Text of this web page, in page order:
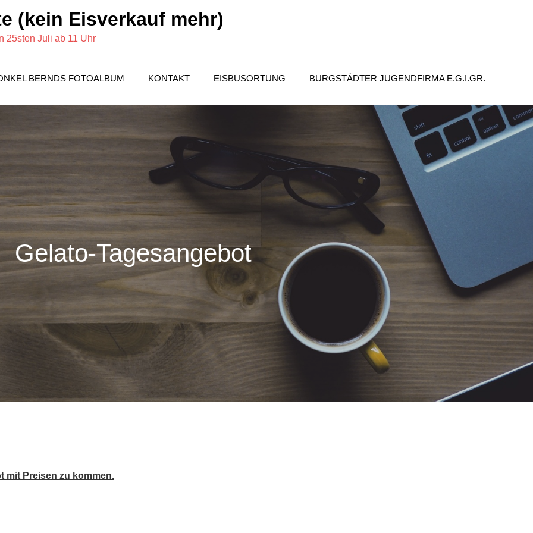
(kein Eisverkauf mehr)
25sten Juli ab 11 Uhr
BERNDS FOTOALBUM KONTAKT EISBUSORTUNG BURGSTÄDTER JUGENDFIRMA E.G.I.GR.
Gelato-Tagesangebot
mit Preisen zu kommen.